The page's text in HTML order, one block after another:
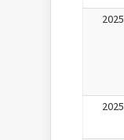
2025
2025